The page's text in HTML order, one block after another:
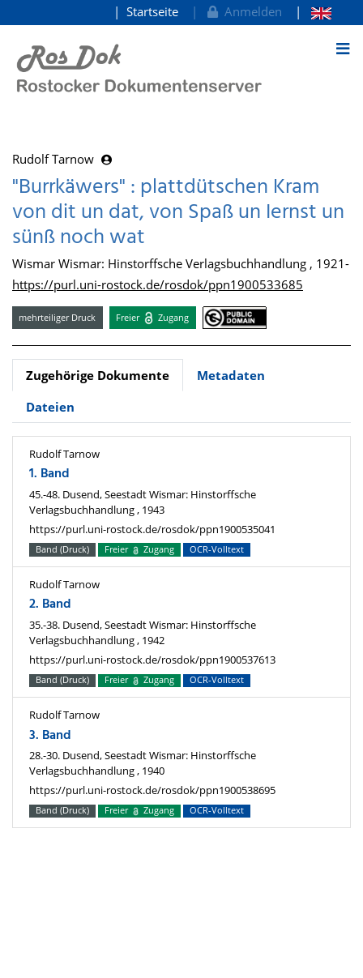
zum Inhalt
Startseite Anmelden
Rudolf Tarnow
"Burrkäwers" : plattdütschen Kram
von dit un dat, von Spaß un Iernst un
sünß noch wat
Wismar Wismar: Hinstorffsche Verlagsbuchhandlung , 1921-
https://purl.uni-rostock.de/rosdok/ppn1900533685
mehrteiliger Druck Freier Zugang
Zugehörige Dokumente
Metadaten
Dateien
Rudolf Tarnow
1. Band
45.-48. Dusend, Seestadt Wismar: Hinstorffsche
Verlagsbuchhandlung , 1943
https://purl.uni-rostock.de/rosdok/ppn1900535041
Band (Druck) Freier Zugang OCR-Volltext
Rudolf Tarnow
2. Band
35.-38. Dusend, Seestadt Wismar: Hinstorffsche
Verlagsbuchhandlung , 1942
https://purl.uni-rostock.de/rosdok/ppn1900537613
Band (Druck) Freier Zugang OCR-Volltext
Rudolf Tarnow
3. Band
28.-30. Dusend, Seestadt Wismar: Hinstorffsche
Verlagsbuchhandlung , 1940
https://purl.uni-rostock.de/rosdok/ppn1900538695
Band (Druck) Freier Zugang OCR-Volltext